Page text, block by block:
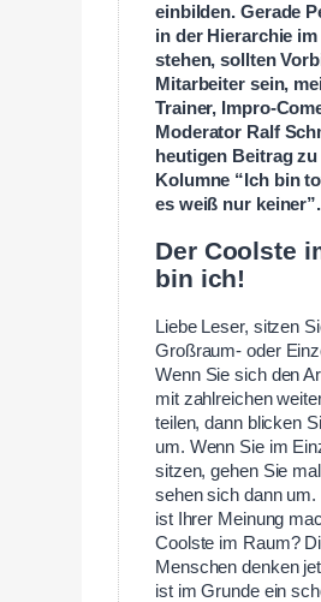
einbilden. Gerade
in der Hierarchie
stehen, sollten
Mitarbeiter sein,
Trainer, Impro-
Moderator Ralf
heutigen Beitrag
Kolumne “Ich bin
es weiß nur keiner”.
Der Coolste
bin ich!
Liebe Leser, sitzen
Großraum- oder
Wenn Sie sich den
mit zahlreichen
teilen, dann blicken
um. Wenn Sie im
sitzen, gehen Sie
sehen sich dann um.
ist Ihrer Meinung
Coolste im Raum?
Menschen denken
ist im Grunde ein